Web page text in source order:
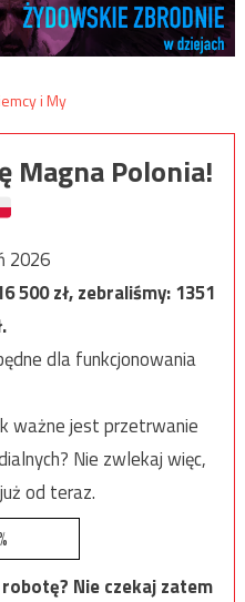
Magna Polonia!
2026
500zł, zebraliśmy:1351
dla funkcjonowania
ważne jest przetrwanie
Nie zwlekaj więc,
od teraz.
Nie czekaj zatem